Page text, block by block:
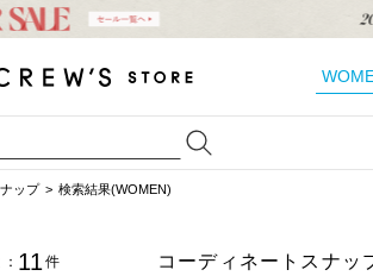
ップ 検索結果(WOMEN)
11 件 コーディネートスナッ